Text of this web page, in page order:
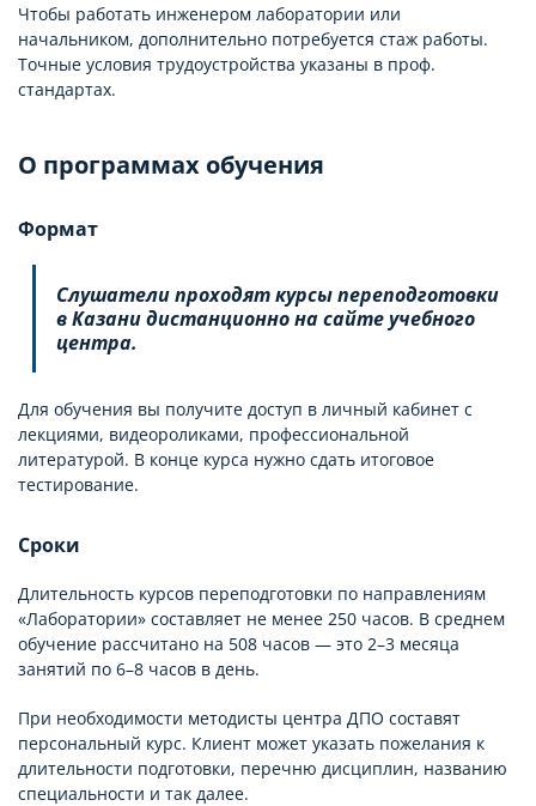
Чтобы работать инженером лаборатории или
начальником, дополнительно потребуется стаж работы.
Точные условия трудоустройства указаны в проф.
стандартах.
О программах обучения
Формат
Слушатели проходят курсы переподготовки
в Казани дистанционно на сайте учебного
центра.
Для обучения вы получите доступ в личный кабинет с
лекциями, видеороликами, профессиональной
литературой. В конце курса нужно сдать итоговое
тестирование.
Сроки
Длительность курсов переподготовки по направлениям
«Лаборатории» составляет не менее 250 часов. В среднем
обучение рассчитано на 508 часов — это 2–3 месяца
занятий по 6–8 часов в день.
При необходимости методисты центра ДПО составят
персональный курс. Клиент может указать пожелания к
длительности подготовки, перечню дисциплин, названию
специальности и так далее.